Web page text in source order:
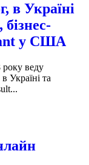
в Україні
у США
року веду
Україні та